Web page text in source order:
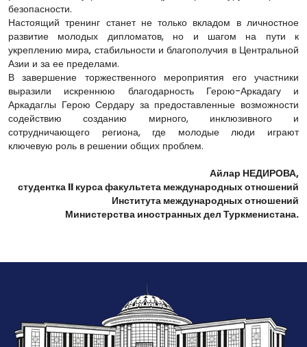
безопасности.
Настоящий тренинг станет не только вкладом в личностное
развитие молодых дипломатов, но и шагом на пути к
укреплению мира, стабильности и благополучия в Центральной
Азии и за ее пределами.
В завершение торжественного мероприятия его участники
выразили искреннюю благодарность Герою-Аркадагу и
Аркадаглы Герою Сердару за предоставленные возможности
содействию созданию мирного, инклюзивного и
сотрудничающего региона, где молодые люди играют
ключевую роль в решении общих проблем.
Айлар НЕДИРОВА,
студентка II курса факультета международных отношений
Института международных отношений
Министерства иностранных дел Туркменистана.